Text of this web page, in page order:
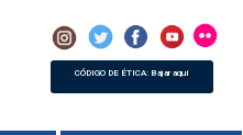
CÓDIGO DE ÉTICA: Bajar aquí